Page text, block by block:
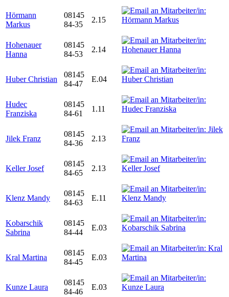
Hörmann
Markus
08145
84-35
2.15
Hohenauer
Hanna
08145
84-53
2.14
Huber Christian
08145
84-47
E.04
Hudec
Franziska
08145
84-61
1.11
Jilek Franz
08145
84-36
2.13
Keller Josef
08145
84-65
2.13
Klenz Mandy
08145
84-63
E.11
Kobarschik
Sabrina
08145
84-44
E.03
Kral Martina
08145
84-45
E.03
Kunze Laura
08145
84-46
E.03